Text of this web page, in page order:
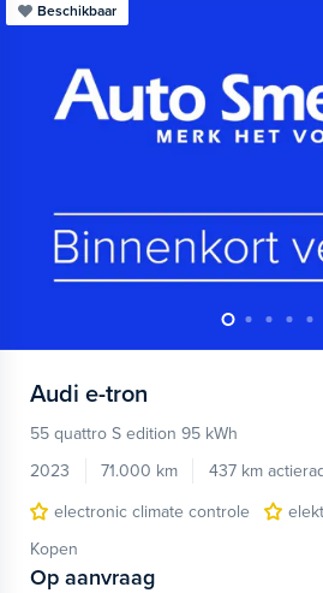
Beschikbaar
Audi e-tron
55 quattro S edition 95 kWh
2023
71.000 km 437 km
electronic climate controle
Kopen
Op aanvraag